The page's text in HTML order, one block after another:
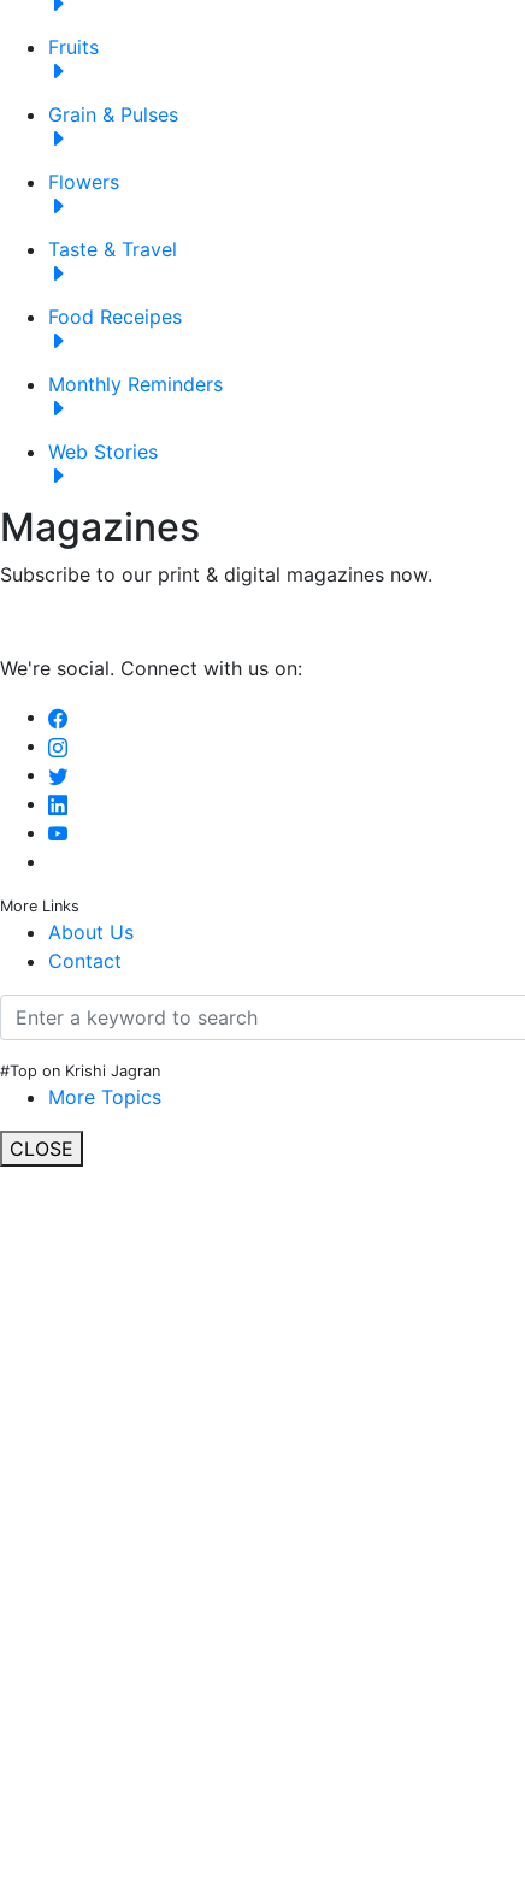
Fruits
Grain & Pulses
Flowers
Taste & Travel
Food Receipes
Monthly Reminders
Web Stories
Magazines
Subscribe to our print & digital magazines now.
We're social. Connect with us on:
More Links
About Us
Contact
#Top on Krishi Jagran
More Topics
CLOSE